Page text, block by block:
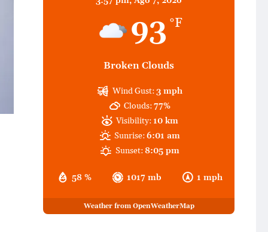
93 °F
Broken Clouds
58 % 1017 mb 1 mph
Wind Gust:3 mph
Clouds:77%
Visibility: 10 km
Sunrise:6:01 am
Sunset:8:05 pm
Weather from OpenWeatherMap